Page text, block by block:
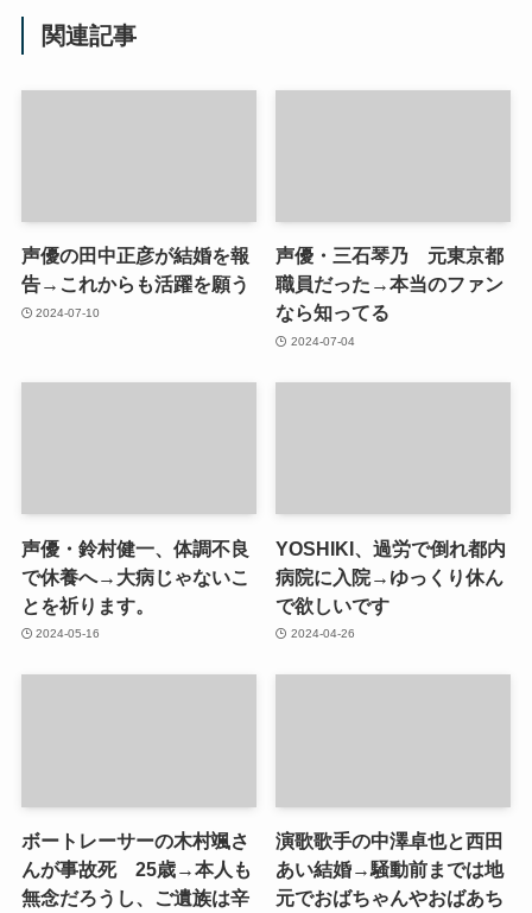
関連記事
声優の田中正彦が結婚を報
告→これからも活躍を願う
2024-07-10
声優・三石琴乃 元東京都
職員だった→本当のファン
なら知ってる
2024-07-04
声優・鈴村健一、体調不良
で休養へ→大病じゃないこ
とを祈ります。
2024-05-16
YOSHIKI、過労で倒れ都内
病院に入院→ゆっくり休ん
で欲しいです
2024-04-26
ボートレーサーの木村颯さ
んが事故死 25歳→本人も
無念だろうし、ご遺族は辛
演歌歌手の中澤卓也と西田
あい結婚→騒動前までは地
元でおばちゃんやおばあち